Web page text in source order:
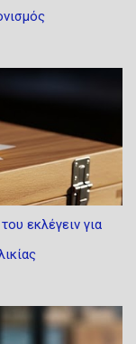
εκλέγειν για